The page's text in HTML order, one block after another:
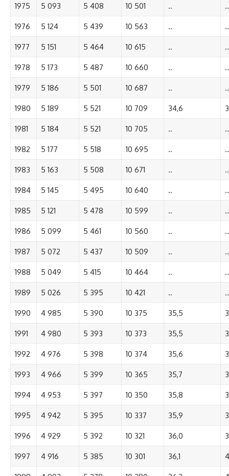
1975 5 093 5 408 10 501 .. ..
1976 5 124 5 439 10 563 .. ..
1977 5 151 5 464 10 615 .. ..
1978 5 173 5 487 10 660 .. ..
1979 5 186 5 501 10 687 .. ..
1980 5 189 5 521 10 709 34,6
1981 5 184 5 521 10 705 .. ..
1982 5 177 5 518 10 695 .. ..
1983 5 163 5 508 10 671 .. ..
1984 5 145 5 495 10 640 .. ..
1985 5 121 5 478 10 599 .. ..
1986 5 099 5 461 10 560 .. ..
1987 5 072 5 437 10 509 .. ..
1988 5 049 5 415 10 464 .. ..
1989 5 026 5 395 10 421 .. ..
1990 4 985 5 390 10 375 35,5
1991 4 980 5 393 10 373 35,5
1992 4 976 5 398 10 374 35,6
1993 4 966 5 399 10 365 35,7
1994 4 953 5 397 10 350 35,8
1995 4 942 5 395 10 337 35,9
1996 4 929 5 392 10 321 36,0
1997 4 916 5 385 10 301 36,1